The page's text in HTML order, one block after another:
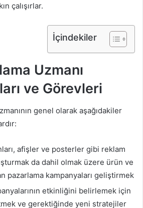
çalışırlar.
İçindekiler
Uzmanı
ve Görevleri
genel olarak aşağıdakiler
afişler ve posterler gibi reklam
da dahil olmak üzere ürün ve
pazarlama kampanyaları geliştirmek
etkinliğini belirlemek için
ve gerektiğinde yeni stratejiler